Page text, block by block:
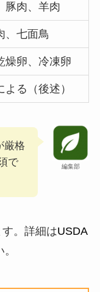
豚肉、羊肉
、七面鳥
燥卵、冷凍卵
よる（後述）
編集部
厳格
で
。詳細はUSDA